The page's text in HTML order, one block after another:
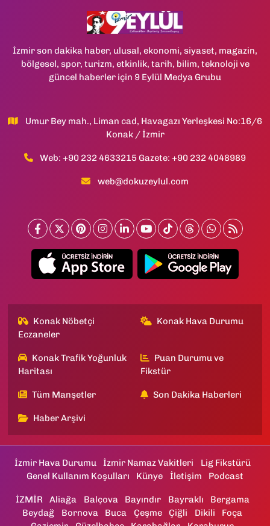
İzmir son dakika haber, ulusal, ekonomi, siyaset, magazin,
bölgesel, spor, turizm, etkinlik, tarih, bilim, teknoloji ve
güncel haberler için 9 Eylül Medya Grubu
Umur Bey mah., Liman cad, Havagazı Yerleşkesi No:16/6
Konak / İzmir
Web: +90 232 4633215 Gazete: +90 232 4048989
web@dokuzeylul.com
Konak Nöbetçi
Eczaneler
Konak Hava Durumu
Konak Trafik Yoğunluk
Haritası
Puan Durumu ve
Fikstür
Tüm Manşetler Son Dakika Haberleri
Haber Arşivi
İzmir Hava Durumu İzmir Namaz Vakitleri
Lig Fikstürü
Genel Kullanım Koşulları
Künye İletişim Podcast
İZMİR Aliağa Balçova Bayındır Bayraklı
Bergama
Beydağ
Bornova Buca Çeşme Çiğli Dikili
Foça